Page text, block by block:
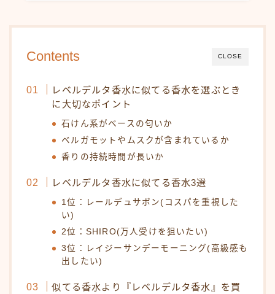
CLOSE
Contents
レベルデルタ香水に似てる香水を選ぶとき
に大切なポイント
石けん系がベースの匂いか
ベルガモットやムスクが含まれているか
香りの持続時間が長いか
レベルデルタ香水に似てる香水3選
1位：レールデュサボン(コスパを重視した
い)
2位：SHIRO(万人受けを狙いたい)
3位：レイジーサンデーモーニング(高級感も
出したい)
似てる香水より『レベルデルタ香水』を買